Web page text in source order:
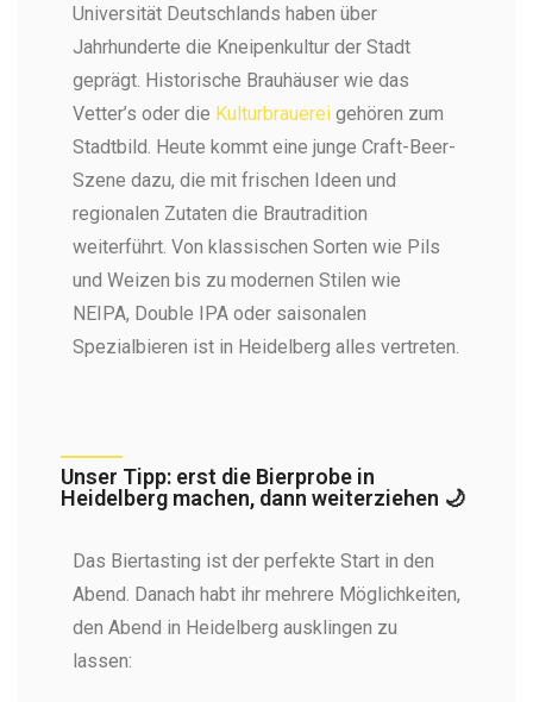
Universität Deutschlands haben über
Jahrhunderte die Kneipenkultur der Stadt
geprägt. Historische Brauhäuser wie das
Vetter’s oder die Kulturbrauerei gehören zum
Stadtbild. Heute kommt eine junge Craft-Beer-
Szene dazu, die mit frischen Ideen und
regionalen Zutaten die Brautradition
weiterführt. Von klassischen Sorten wie Pils
und Weizen bis zu modernen Stilen wie
NEIPA, Double IPA oder saisonalen
Spezialbieren ist in Heidelberg alles vertreten.
Unser Tipp: erst die Bierprobe in
Heidelberg machen, dann weiterziehen 🌙
Das Biertasting ist der perfekte Start in den
Abend. Danach habt ihr mehrere Möglichkeiten,
den Abend in Heidelberg ausklingen zu
lassen: